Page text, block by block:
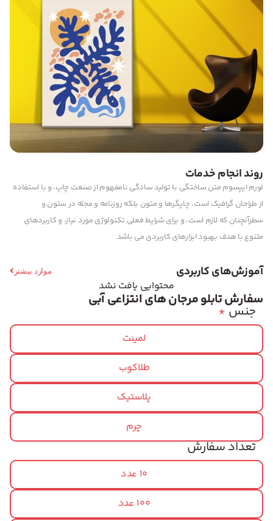
روند انجام خدمات
لورم ایپسوم متن ساختگی با تولید سادگی نامفهوم از صنعت چاپ، و با استفاده
از طراحان گرافیک است، چاپگرها و متون بلکه روزنامه و مجله در ستون و
سطرآنچنان که لازم است، و برای شرایط فعلی تکنولوژی مورد نیاز، و کاربردهای
متنوع با هدف بهبود ابزارهای کاربردی می باشد.
آموزش‌های کاربردی موارد بیشتر
محتوایی یافت نشد
سفارش تابلو مرجان های انتزاعی آبی
*جنس
لمینت
طلاکوب
پلاستیک
چرم
تعداد سفارش
10 عدد
100 عدد